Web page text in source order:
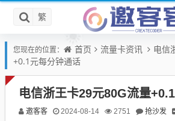
繁
您现在的位置： 首页 流量卡资讯
电信
+0.1元每分钟通话
电信浙王卡29元80G流量
邀客客 2024-08-14 2751 抢沙发